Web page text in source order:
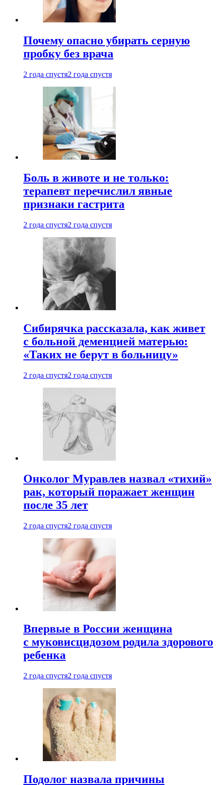
Почему опасно убирать серную
пробку без врача
2 года спустя2 года спустя
Боль в животе и не только:
терапевт перечислил явные
признаки гастрита
2 года спустя2 года спустя
Сибирячка рассказала, как живет
с больной деменцией матерью:
«Таких не берут в больницу»
2 года спустя2 года спустя
Онколог Муравлев назвал «тихий»
рак, который поражает женщин
после 35 лет
2 года спустя2 года спустя
Впервые в России женщина
с муковисцидозом родила здорового
ребенка
2 года спустя2 года спустя
Подолог назвала причины